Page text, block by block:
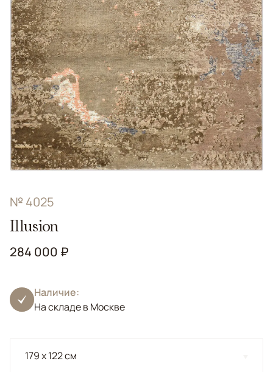
№ 4025
Illusion
284 000 ₽
Наличие:
На складе в Москве
179 x 122 см